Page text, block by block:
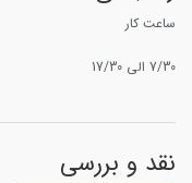
ساعت کار
7/30 الی 17/30
نقد و بررسی